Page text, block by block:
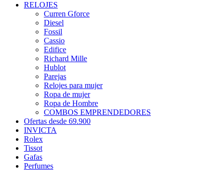
RELOJES
Curren Gforce
Diesel
Fossil
Cassio
Edifice
Richard Mille
Hublot
Parejas
Relojes para mujer
Ropa de mujer
Ropa de Hombre
COMBOS EMPRENDEDORES
Ofertas desde 69.900
INVICTA
Rolex
Tissot
Gafas
Perfumes